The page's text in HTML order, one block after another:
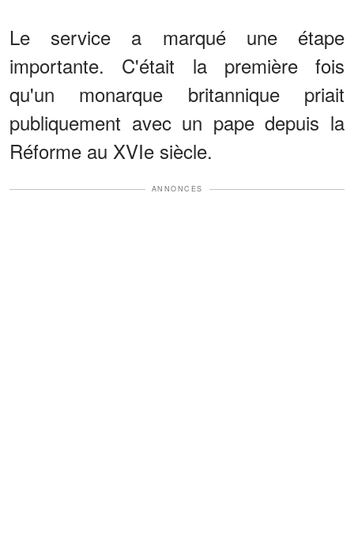
Le service a marqué une étape
importante. C'était la première fois
qu'un monarque britannique priait
publiquement avec un pape depuis la
Réforme au XVIe siècle.
ANNONCES